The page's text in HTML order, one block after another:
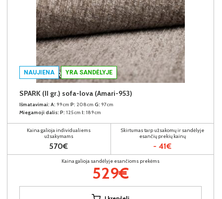
NAUJIENA YRA SANDĖLYJE
SPARK (II gr.) sofa-lova (Amari-953)
Išmatavimai: A: 99cm P: 208cm G: 97cm
Miegamoji dalis: P: 125cm I: 189cm
Kaina galioja individualiems
užsakymams
570€
Skirtumas tarp užsakomų ir sandėlyje
esančių prekių kainų
- 41€
Kaina galioja sandėlyje esančioms prekėms
529€